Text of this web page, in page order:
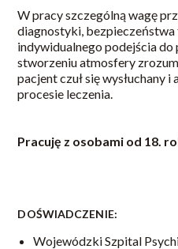
W pracy szczególną wagę
diagnostyki,
indywidualnego podejścia do
stworzeniu atmosfery
pacjent czuł się wysłuchany
procesie leczenia.
Pracuję z osobami od 18.
DOŚWIADCZENIE:
Wojewódzki Szpital